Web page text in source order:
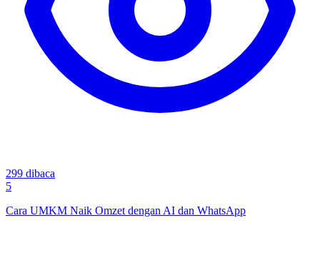
299 dibaca
5
Cara UMKM Naik Omzet dengan AI dan WhatsApp